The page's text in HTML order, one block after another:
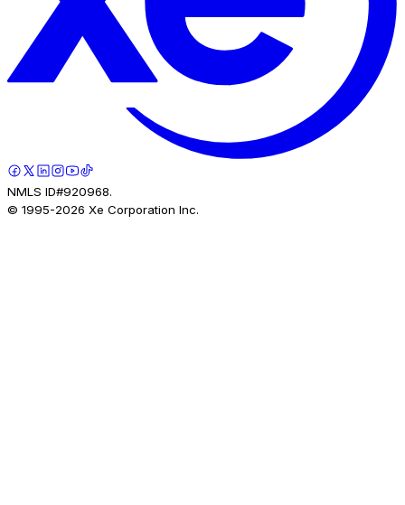
NMLS ID#920968.
© 1995-2026 Xe Corporation Inc.